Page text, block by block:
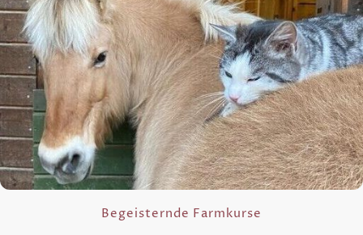
Begeisternde Farmkurse